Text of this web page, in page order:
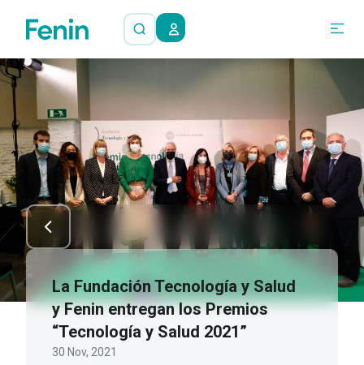
La Fundación Tecnología y Salud
y Fenin entregan los Premios
“Tecnología y Salud 2021”
30 Nov, 2021